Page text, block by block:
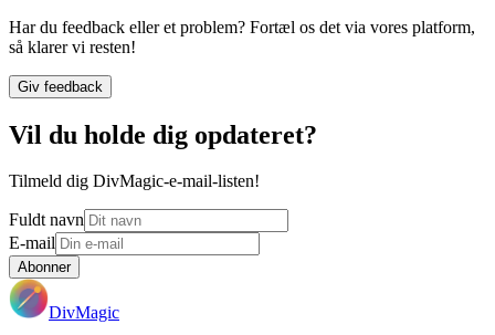
Har du feedback eller et problem? Fortæl os det via vores platform,
så klarer vi resten!
Giv feedback
Vil du holde dig opdateret?
Tilmeld dig DivMagic-e-mail-listen!
Fuldt navn
E-mail
Abonner
DivMagic